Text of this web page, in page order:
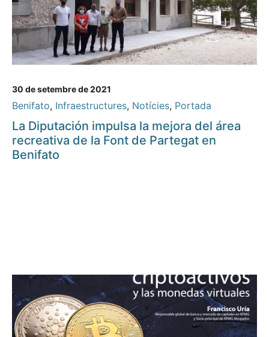
30 de setembre de 2021
Benifato, Infraestructures, Notícies, Portada
La Diputación impulsa la mejora del área
recreativa de la Font de Partegat en
Benifato